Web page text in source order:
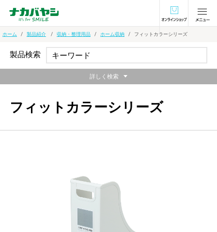
オンラインショ
ホーム 製品紹介 収納・整理用品 ホーム収納 フィットカラーシリーズ
フィットカラーシリーズ
製品検索
詳しく検索